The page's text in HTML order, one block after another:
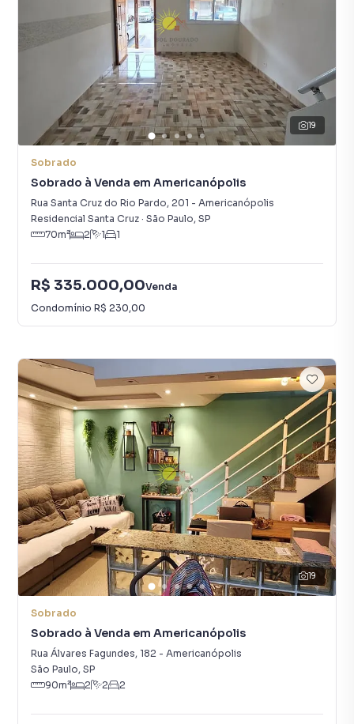
19
Sobrado
Sobrado à Venda em Americanópolis
Rua Santa Cruz do Rio Pardo, 201 - Americanópolis
Residencial Santa Cruz · São Paulo, SP
70m² 2 1 1
R$ 335.000,00Venda
Condomínio R$ 230,00
19
Sobrado
Sobrado à Venda em Americanópolis
Rua Álvares Fagundes, 182 - Americanópolis
São Paulo, SP
90m² 2 2 2